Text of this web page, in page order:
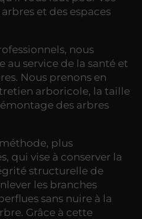
et des espaces
nous
au service de la santé et
Nous prenons en
arboricole, la taille
des arbres
plus
qui vise à conserver la
structurelle de
les branches
sans nuire à la
Grâce à cette